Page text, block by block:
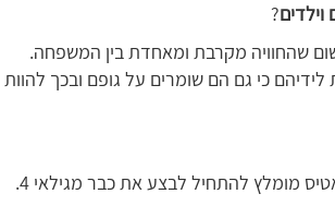
?
שהחוויה מקרבת ומאחדת בין המשפחה.
כי גם הם שומרים על גופם ובכך להוות
מומלץ להתחיל לבצע את כבר מגילאי 4.